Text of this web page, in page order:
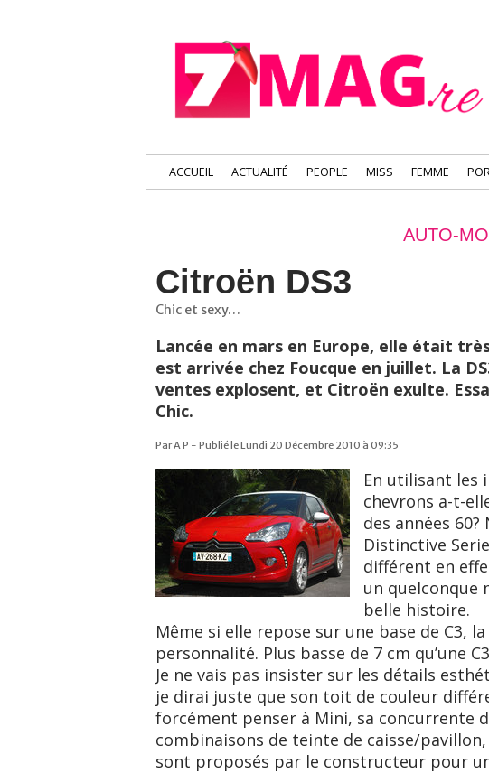
ACCUEIL ACTUALITÉ PEOPLE MISS FEMME
AUTO-
Citroën DS3
Chic et sexy…
Lancée en mars en Europe, elle était
est arrivée chez Foucque en juillet. La
ventes explosent, et Citroën exulte.
Chic.
Par A P - Publié le Lundi 20 Décembre 2010 à 09:35
En utilisant les
chevrons a-t-
des années
Distinctive
différent en
un quelconque
belle histoire.
Même si elle repose sur une base de C3,
personnalité. Plus basse de 7 cm qu’une
Je ne vais pas insister sur les détails
je dirai juste que son toit de couleur
forcément penser à Mini, sa concurrente
combinaisons de teinte de caisse/
sont proposés par le constructeur pour